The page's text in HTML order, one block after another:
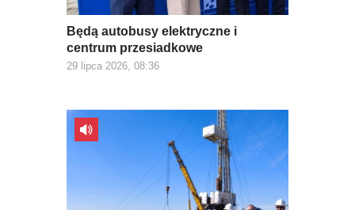
Będą autobusy elektryczne i
centrum przesiadkowe
29 lipca 2026, 08:36